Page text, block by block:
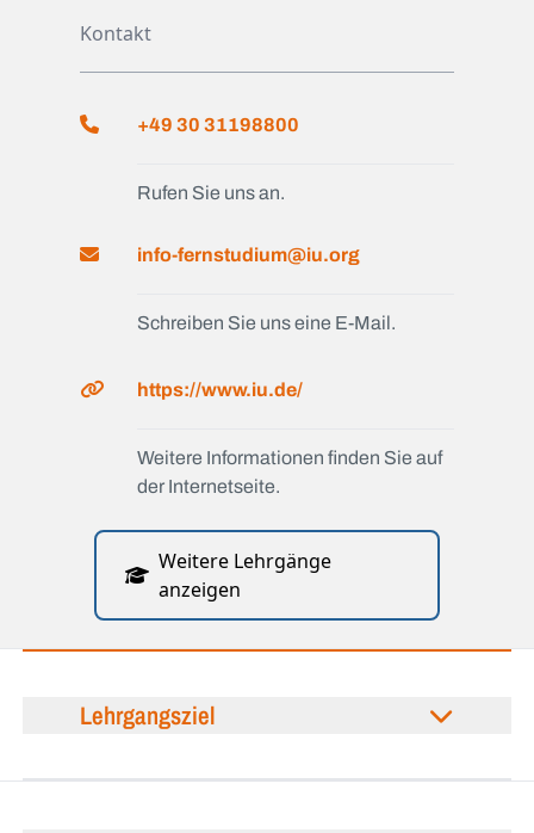
Kontakt
+49 30 31198800
Rufen Sie uns an.
info-fernstudium@iu.org
Schreiben Sie uns eine E-Mail.
https://www.iu.de/
Weitere Informationen finden Sie auf
der Internetseite.
Weitere Lehrgänge
anzeigen
Lehrgangsziel